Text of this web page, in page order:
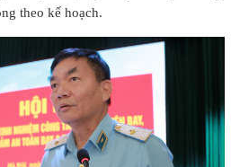
theo kế hoạch.